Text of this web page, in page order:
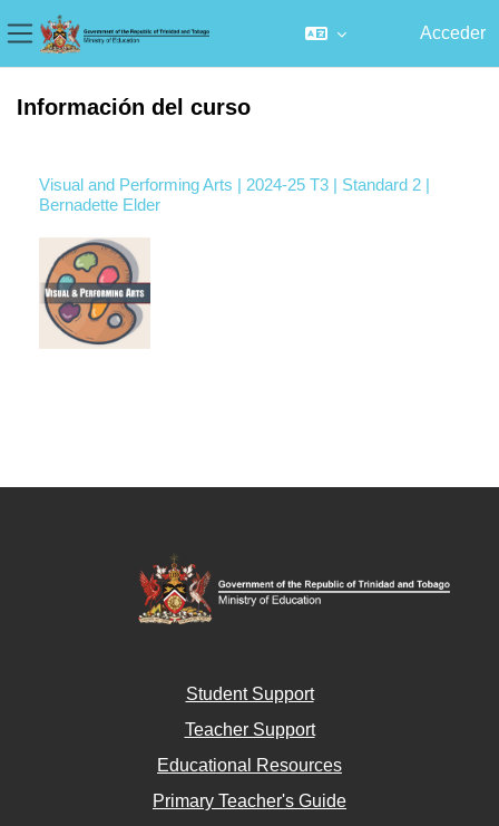
Panel lateral
Acceder
Información del curso
Visual and Performing Arts | 2024-25 T3 | Standard 2 |
Bernadette Elder
Student Support
Teacher Support
Educational Resources
Primary Teacher's Guide